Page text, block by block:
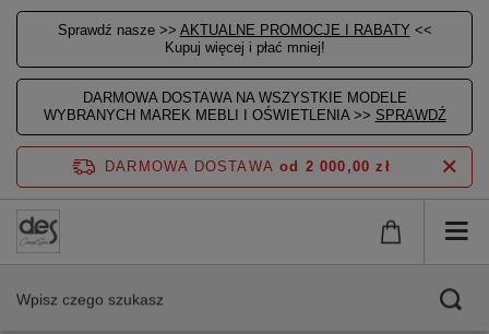
Sprawdź nasze >> AKTUALNE PROMOCJE I RABATY <<
Kupuj więcej i płać mniej!
DARMOWA DOSTAWA NA WSZYSTKIE MODELE
WYBRANYCH MAREK MEBLI I OŚWIETLENIA >> SPRAWDŹ
DARMOWA DOSTAWA od 2 000,00 zł